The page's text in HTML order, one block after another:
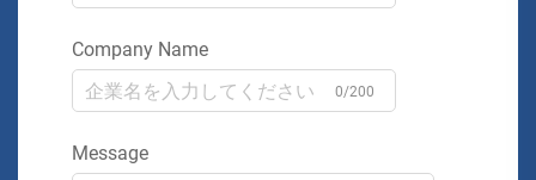
Company Name
0/200
Message